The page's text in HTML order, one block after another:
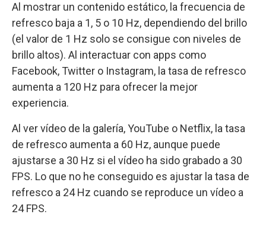
Al mostrar un contenido estático, la frecuencia de
refresco baja a 1, 5 o 10 Hz, dependiendo del brillo
(el valor de 1 Hz solo se consigue con niveles de
brillo altos). Al interactuar con apps como
Facebook, Twitter o Instagram, la tasa de refresco
aumenta a 120 Hz para ofrecer la mejor
experiencia.
Al ver vídeo de la galería, YouTube o Netflix, la tasa
de refresco aumenta a 60 Hz, aunque puede
ajustarse a 30 Hz si el vídeo ha sido grabado a 30
FPS. Lo que no he conseguido es ajustar la tasa de
refresco a 24 Hz cuando se reproduce un vídeo a
24 FPS.